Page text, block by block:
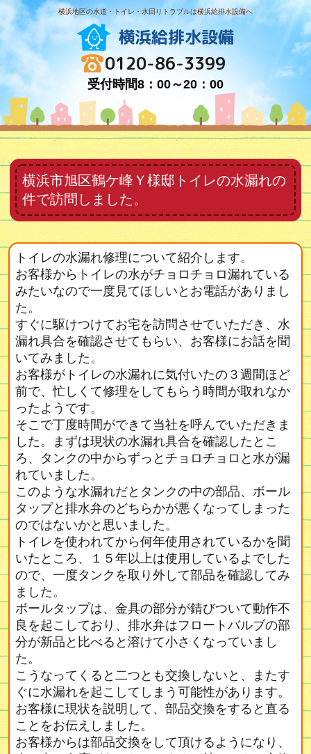
横浜地区の水道・トイレ・水回りトラブルは横浜給排水設備へ
横浜給排水設備
0120-86-3399
受付時間8：00～20：00
横浜市旭区鶴ケ峰Ｙ様邸トイレの水漏れの
件で訪問しました。
トイレの水漏れ修理について紹介します。
お客様からトイレの水がチョロチョロ漏れている
みたいなので一度見てほしいとお電話がありまし
た。
すぐに駆けつけてお宅を訪問させていただき、水
漏れ具合を確認させてもらい、お客様にお話を聞
いてみました。
お客様がトイレの水漏れに気付いたの３週間ほど
前で、忙しくて修理をしてもらう時間が取れなか
ったようです。
そこで丁度時間ができて当社を呼んでいただきま
した。まずは現状の水漏れ具合を確認したとこ
ろ、タンクの中からずっとチョロチョロと水が漏
れていました。
このような水漏れだとタンクの中の部品、ボール
タップと排水弁のどちらかが悪くなってしまった
のではないかと思いました。
トイレを使われてから何年使用されているかを聞
いたところ、１５年以上は使用しているよでした
ので、一度タンクを取り外して部品を確認してみ
ました。
ボールタップは、金具の部分が錆びついて動作不
良を起こしており、排水弁はフロートバルブの部
分が新品と比べると溶けて小さくなっていまし
た。
こうなってくると二つとも交換しないと、またす
ぐに水漏れを起こしてしまう可能性があります。
お客様に現状を説明して、部品交換をすると直る
ことをお伝えしました。
お客様からは部品交換をして頂けるようになり、